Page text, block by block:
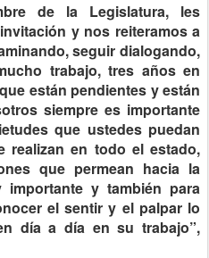
de la Legislatura, les
y nos reiteramos a
seguir dialogando,
trabajo, tres años en
están pendientes y están
siempre es importante
que ustedes puedan
realizan en todo el estado,
que permean hacia la
importante y también para
el sentir y el palpar lo
día a día en su trabajo”,